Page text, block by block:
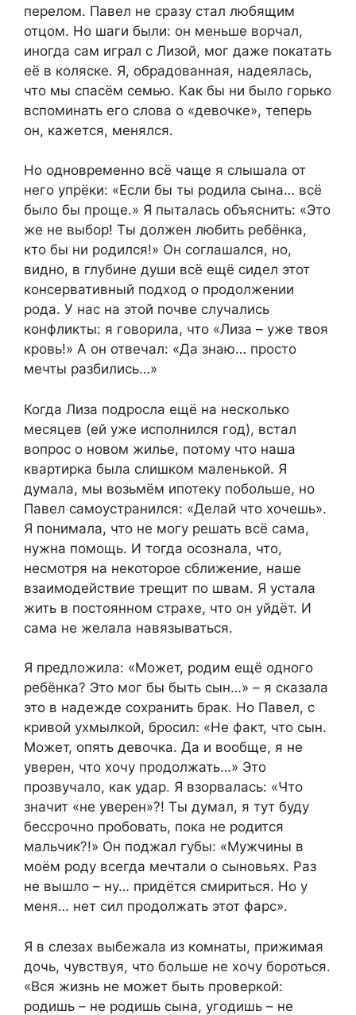
перелом. Павел не сразу стал любящим
отцом. Но шаги были: он меньше ворчал,
иногда сам играл с Лизой, мог даже покатать
её в коляске. Я, обрадованная, надеялась,
что мы спасём семью. Как бы ни было горько
вспоминать его слова о «девочке», теперь
он, кажется, менялся.
Но одновременно всё чаще я слышала от
него упрёки: «Если бы ты родила сына… всё
было бы проще.» Я пыталась объяснить: «Это
же не выбор! Ты должен любить ребёнка,
кто бы ни родился!» Он соглашался, но,
видно, в глубине души всё ещё сидел этот
консервативный подход о продолжении
рода. У нас на этой почве случались
конфликты: я говорила, что «Лиза – уже твоя
кровь!» А он отвечал: «Да знаю… просто
мечты разбились…»
Когда Лиза подросла ещё на несколько
месяцев (ей уже исполнился год), встал
вопрос о новом жилье, потому что наша
квартирка была слишком маленькой. Я
думала, мы возьмём ипотеку побольше, но
Павел самоустранился: «Делай что хочешь».
Я понимала, что не могу решать всё сама,
нужна помощь. И тогда осознала, что,
несмотря на некоторое сближение, наше
взаимодействие трещит по швам. Я устала
жить в постоянном страхе, что он уйдёт. И
сама не желала навязываться.
Я предложила: «Может, родим ещё одного
ребёнка? Это мог бы быть сын…» – я сказала
это в надежде сохранить брак. Но Павел, с
кривой ухмылкой, бросил: «Не факт, что сын.
Может, опять девочка. Да и вообще, я не
уверен, что хочу продолжать…» Это
прозвучало, как удар. Я взорвалась: «Что
значит «не уверен»?! Ты думал, я тут буду
бессрочно пробовать, пока не родится
мальчик?!» Он поджал губы: «Мужчины в
моём роду всегда мечтали о сыновьях. Раз
не вышло – ну… придётся смириться. Но у
меня… нет сил продолжать этот фарс».
Я в слезах выбежала из комнаты, прижимая
дочь, чувствуя, что больше не хочу бороться.
«Вся жизнь не может быть проверкой:
родишь – не родишь сына, угодишь – не